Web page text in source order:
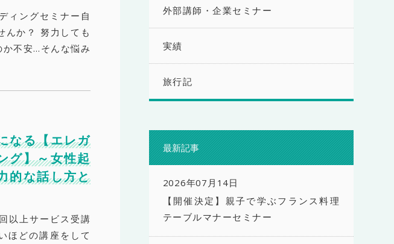
ィングセミナー自
んか？ 努力しても
か不安…そんな悩み
なる【エレガ
グ】～女性起
的な話し方と
以上サービス受講
ほどの講座をして
外部講師・企業セミナー
実績
旅行記
最新記事
2026年07月14日
【開催決定】親子で学ぶフランス料理
テーブルマナーセミナー